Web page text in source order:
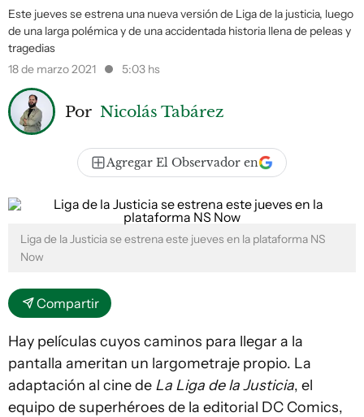
Este jueves se estrena una nueva versión de Liga de la justicia, luego
de una larga polémica y de una accidentada historia llena de peleas y
tragedias
18 de marzo 2021
5:03 hs
Por Nicolás Tabárez
Agregar El Observador en
Liga de la Justicia se estrena este jueves en la plataforma NS
Now
Compartir
Hay películas cuyos caminos para llegar a la
pantalla ameritan un largometraje propio. La
adaptación al cine de La Liga de la Justicia, el
equipo de superhéroes de la editorial DC Comics,